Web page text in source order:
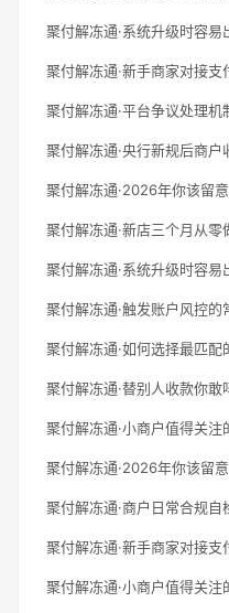
聚付解冻通·系统升级时容易
聚付解冻通·新手商家对接
聚付解冻通·平台争议处理
聚付解冻通·央行新规后商户
聚付解冻通·2026年你该留
聚付解冻通·新店三个月从
聚付解冻通·系统升级时容易
聚付解冻通·触发账户风控的
聚付解冻通·如何选择最匹配
聚付解冻通·替别人收款你敢
聚付解冻通·小商户值得关
聚付解冻通·2026年你该留
聚付解冻通·商户日常合规自
聚付解冻通·新手商家对接
聚付解冻通·小商户值得关